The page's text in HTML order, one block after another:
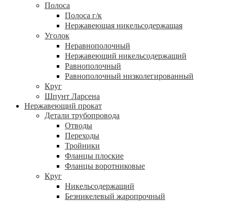
Полоса
Полоса г/к
Нержавеющая никельсодержащая
Уголок
Неравнополочный
Нержавеющий никельсодержащий
Равнополочный
Равнополочный низколегированный
Круг
Шпунт Ларсена
Нержавеющий прокат
Детали трубопровода
Отводы
Переходы
Тройники
Фланцы плоские
Фланцы воротниковые
Круг
Никельсодержащий
Безникелевый жаропрочный